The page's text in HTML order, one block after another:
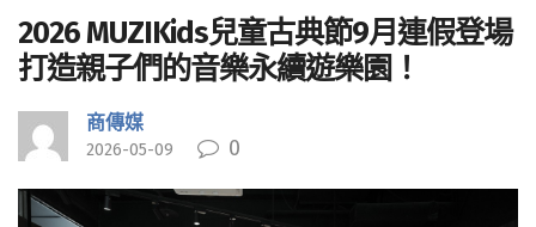
2026 MUZIKids兒童古典節9月連假登場
打造親子們的音樂永續遊樂園！
商傳媒
2026-05-09 0